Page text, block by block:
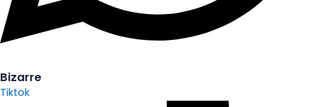
Bizarre
Tiktok